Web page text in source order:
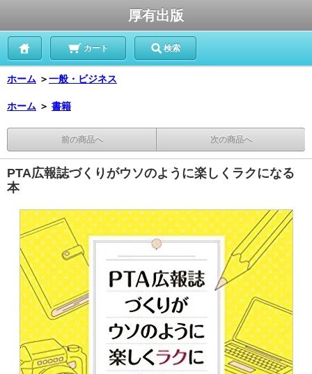
厚有出版
カート 検索
ホーム ＞一般・ビジネス
ホーム ＞ 書籍
前の商品へ 次の商品へ
PTA広報誌づくりがウソのように楽しくラクになる
本